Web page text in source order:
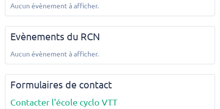
Aucun évènement à afficher.
Evènements du RCN
Aucun évènement à afficher.
Formulaires de contact
Contacter l'école cyclo VTT